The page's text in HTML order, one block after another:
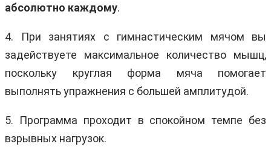
абсолютно каждому.
4. При занятиях с гимнастическим мячом вы
задействуете максимальное количество мышц,
поскольку круглая форма мяча помогает
выполнять упражнения с большей амплитудой.
5. Программа проходит в спокойном темпе без
взрывных нагрузок.